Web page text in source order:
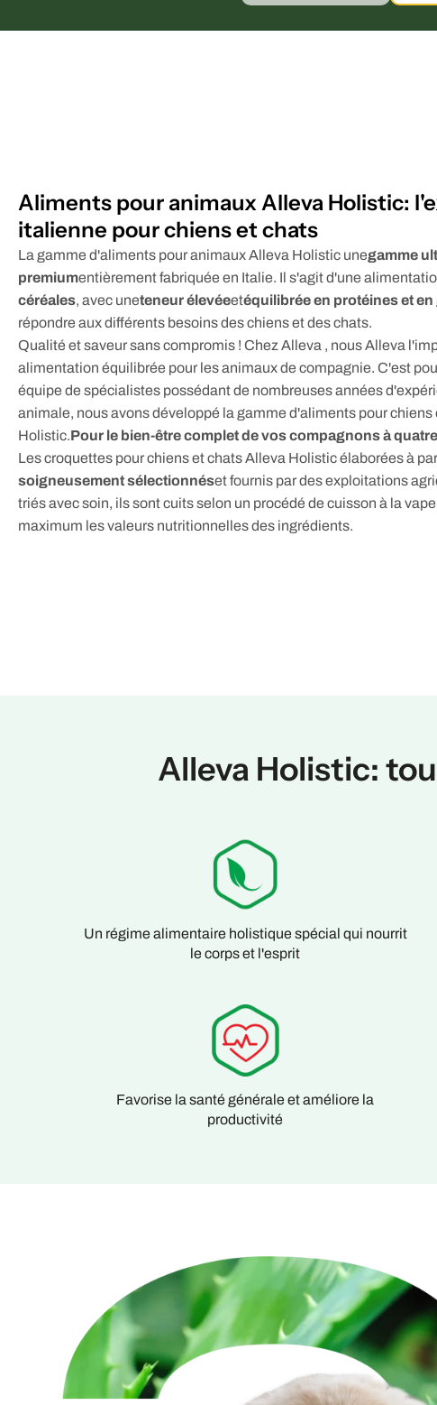
Aliments pour animaux Alleva Holistic:
italienne pour chiens et chats
La gamme d'aliments pour animaux Alleva Holistic unegamme
premiumentièrement fabriquée en Italie. Il s'agit d'une
céréales, avec uneteneur élevéeetéquilibrée en protéines et
répondre aux différents besoins des chiens et des chats.
Qualité et saveur sans compromis ! Chez Alleva , nous Alleva
alimentation équilibrée pour les animaux de compagnie. C'est
équipe de spécialistes possédant de nombreuses années
animale, nous avons développé la gamme d'aliments pour chiens
Holistic.Pour le bien-être complet de vos compagnons à
Les croquettes pour chiens et chats Alleva Holistic élaborées à
soigneusement sélectionnéset fournis par des exploitations
triés avec soin, ils sont cuits selon un procédé de cuisson à la
maximum les valeurs nutritionnelles des ingrédients.
Alleva Holistic:
Un régime alimentaire holistique spécial qui nourrit
le corps et l'esprit
Favorise la santé générale et améliore la
productivité